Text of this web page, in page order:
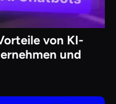
von KI-
und